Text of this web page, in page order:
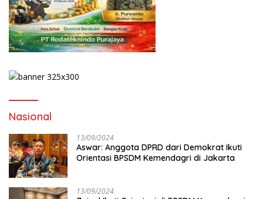
Nasional
13/09/2024
Aswar: Anggota DPRD dari Demokrat Ikuti
Orientasi BPSDM Kemendagri di Jakarta
13/09/2024